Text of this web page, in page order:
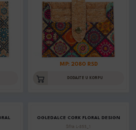
MP: 2080 RSD
DODAJTE U KORPU
OGLEDALCE CORK FLORAL DESIGN
Šifra: L-855_1